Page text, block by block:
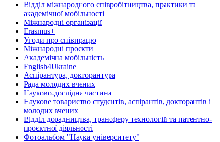
Відділ міжнародного співробітництва, практики та
академічної мобільності
Міжнародні організації
Erasmus+
Угоди про співпрацю
Міжнародні проєкти
Академічна мобільність
English4Ukraine
Аспірантура, докторантура
Рада молодих вчених
Науково-дослідна частина
Наукове товариство студентів, аспірантів, докторантів і
молодих вчених
Відділ дорадництва, трансферу технологій та патентно-
проєктної діяльності
Фотоальбом "Наука університету"